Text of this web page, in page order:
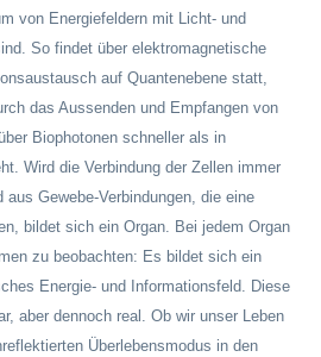
von Energiefeldern mit Licht- und
So findet über elektromagnetische
auf Quantenebene statt,
das Aussenden und Empfangen von
Biophotonen schneller als in
Wird die Verbindung der Zellen immer
Gewebe-Verbindungen, die eine
bildet sich ein Organ. Bei jedem Organ
zu beobachten: Es bildet sich ein
Energie- und Informationsfeld. Diese
aber dennoch real. Ob wir unser Leben
Überlebensmodus in den